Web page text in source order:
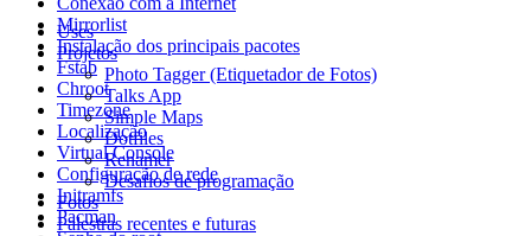
Uses
Projetos
Photo Tagger (Etiquetador de Fotos)
Talks App
Simple Maps
Dotfiles
Renamer
Desafios de programação
Fotos
Palestras recentes e futuras
Mirrorlist
Instalação dos principais pacotes
Fstab
Chroot
Timezone
Localização
Virtual Console
Configuração de rede
Initramfs
Pacman